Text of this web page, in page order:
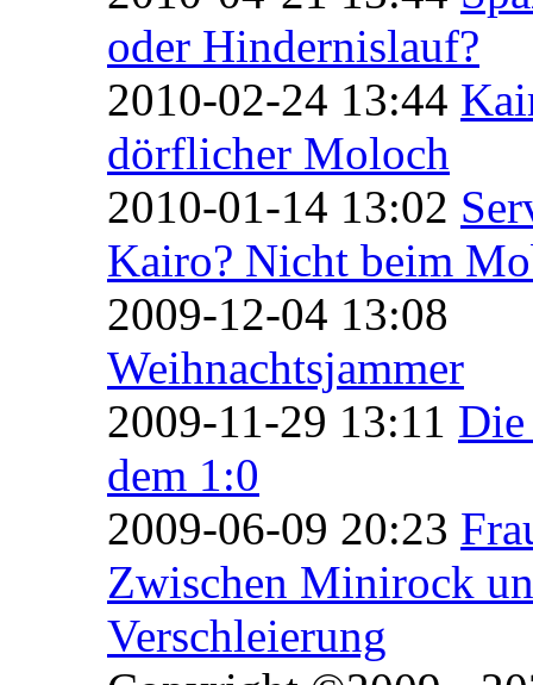
oder Hindernislauf?
2010-02-24 13:44
dörflicher Moloch
2010-01-14 13:02
Kairo? Nicht beim
2009-12-04 13:08
Weihnachtsjammer
2009-11-29 13:11
dem 1:0
2009-06-09 20:23
Zwischen Minirock
Verschleierung